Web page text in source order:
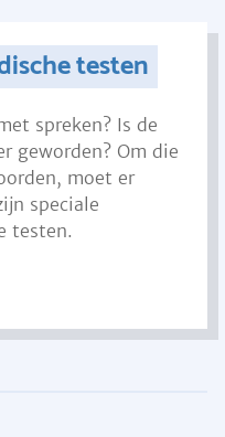
testen
spreken? Is de
geworden? Om die
moet er
speciale
testen.